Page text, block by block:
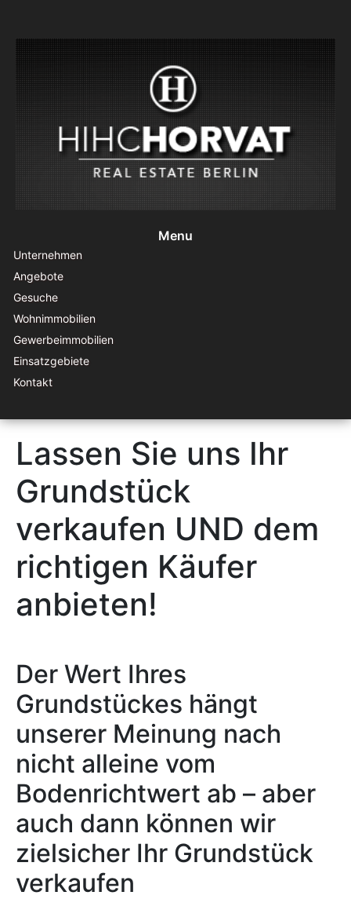
Menu
Unternehmen
Angebote
Gesuche
Wohnimmobilien
Gewerbeimmobilien
Einsatzgebiete
Kontakt
Lassen Sie uns Ihr
Grundstück
verkaufen UND dem
richtigen Käufer
anbieten!
Der Wert Ihres
Grundstückes hängt
unserer Meinung nach
nicht alleine vom
Bodenrichtwert ab – aber
auch dann können wir
zielsicher Ihr Grundstück
verkaufen